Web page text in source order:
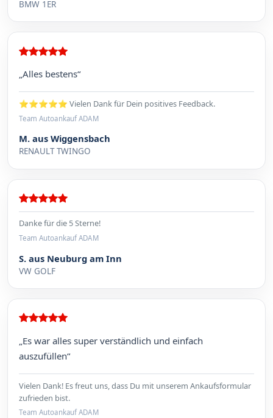
BMW 1ER
„Alles bestens“
⭐⭐⭐⭐⭐ Vielen Dank für Dein positives Feedback.
Team Autoankauf ADAM
M. aus Wiggensbach
RENAULT TWINGO
Danke für die 5 Sterne!
Team Autoankauf ADAM
S. aus Neuburg am Inn
VW GOLF
„Es war alles super verständlich und einfach
auszufüllen“
Vielen Dank! Es freut uns, dass Du mit unserem Ankaufsformular
zufrieden bist.
Team Autoankauf ADAM